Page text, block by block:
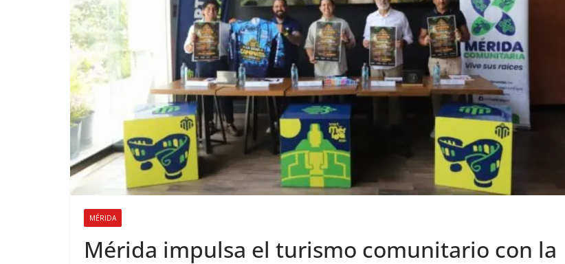
MÉRIDA
Mérida impulsa el turismo comunitario con la